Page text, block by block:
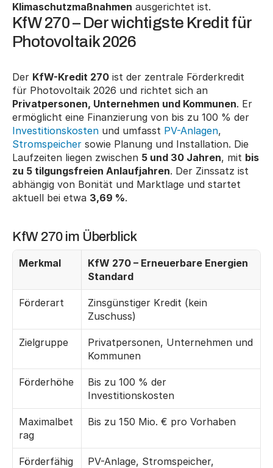
Klimaschutzmaßnahmen ausgerichtet ist.
KfW 270 – Der wichtigste Kredit für
Photovoltaik 2026
Der KfW-Kredit 270 ist der zentrale Förderkredit
Privatpersonen, Unternehmen und Kommunen. Er
Investitionskosten und umfasst PV-Anlagen
Stromspeicher sowie Planung und Installation. Die
Laufzeiten liegen zwischen 5 und 30 Jahren, mit bis
zu 5 tilgungsfreien Anlaufjahren. Der Zinssatz ist
abhängig von Bonität und Marktlage und startet
aktuell bei etwa 3,69 %.
KfW 270 im Überblick
Merkmal
KfW 270 – Erneuerbare Energien
Standard
Förderart
Zinsgünstiger Kredit (kein
Zuschuss)
Zielgruppe
Privatpersonen, Unternehmen und
Kommunen
Förderhöhe
Bis zu 100 % der
Investitionskosten
Maximalbet
rag
Bis zu 150 Mio. € pro Vorhaben
Förderfähig
PV-Anlage, Stromspeicher,